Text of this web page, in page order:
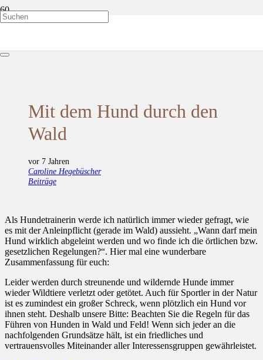
Mit dem Hund durch den Wald
Mit dem Hund durch den
Wald
vor 7 Jahren
Caroline Hegebüscher
Beiträge
Als Hundetrainerin werde ich natürlich immer wieder gefragt, wie
es mit der Anleinpflicht (gerade im Wald) aussieht. „Wann darf mein
Hund wirklich abgeleint werden und wo finde ich die örtlichen bzw.
gesetzlichen Regelungen?“. Hier mal eine wunderbare
Zusammenfassung für euch:
Leider werden durch streunende und wildernde Hunde immer
wieder Wildtiere verletzt oder getötet. Auch für Sportler in der Natur
ist es zumindest ein großer Schreck, wenn plötzlich ein Hund vor
ihnen steht. Deshalb unsere Bitte: Beachten Sie die Regeln für das
Führen von Hunden in Wald und Feld! Wenn sich jeder an die
nachfolgenden Grundsätze hält, ist ein friedliches und
vertrauensvolles Miteinander aller Interessensgruppen gewährleistet.